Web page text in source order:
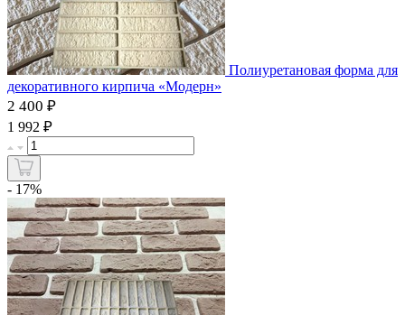
Полиуретановая форма для
декоративного кирпича «Модерн»
2 400 ₽
1 992 ₽
- 17%